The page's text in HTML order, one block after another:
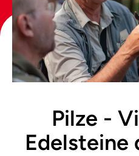
Pilze -
Edelsteine